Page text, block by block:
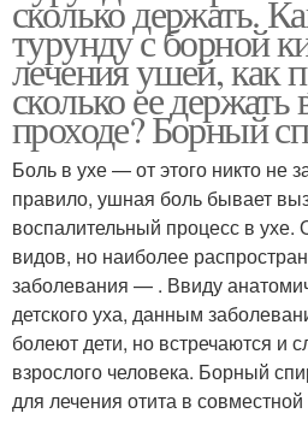
сколько держать.
турунду с борной
лечения ушей, как
сколько ее держать
проходе? Борный
Боль в ухе — от этого никто не
правило, ушная боль бывает
воспалительный процесс в ухе.
видов, но наиболее
заболевания — . Ввиду
детского уха, данным
болеют дети, но встречаются и
взрослого человека. Борный
для лечения отита в